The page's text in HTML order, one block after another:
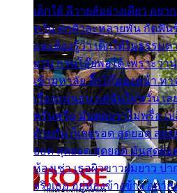
เด็กใต้ ลีวายส์อย่างเดียว อย
หวั่น ตกตัวละหลายพัน กัดฟัน
และต้องรู้ว่า เด็กใต้ไม่ธรรมด
ยวน กวนโอ๊ยพอได้ เพราะว่า
เข้ามหาลัย จิ๊กโก๊มองหน้า ท่
เรื่องแน่นอน แต่ฉันไม่หวั่น เ
พรั่นพรือ มันตอบว่าไม่พรื่อ เป
ด้วยกัน ก็เลยรอด สุดยอด สุด
ยอด สุดยอด สุดยอด มันสุดย
ห้องเช่า เธอผิวขาวผมยาว ป
จริงเธอ อยู่ห้องข้างข้าง อยา